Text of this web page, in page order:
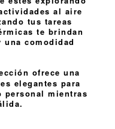
al aire
tus tareas
te brindan
comodidad
ofrece una
elegantes para
personal mientras